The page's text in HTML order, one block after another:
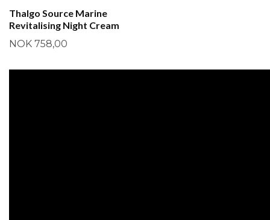
Thalgo Source Marine
Revitalising Night Cream
NOK 758,00